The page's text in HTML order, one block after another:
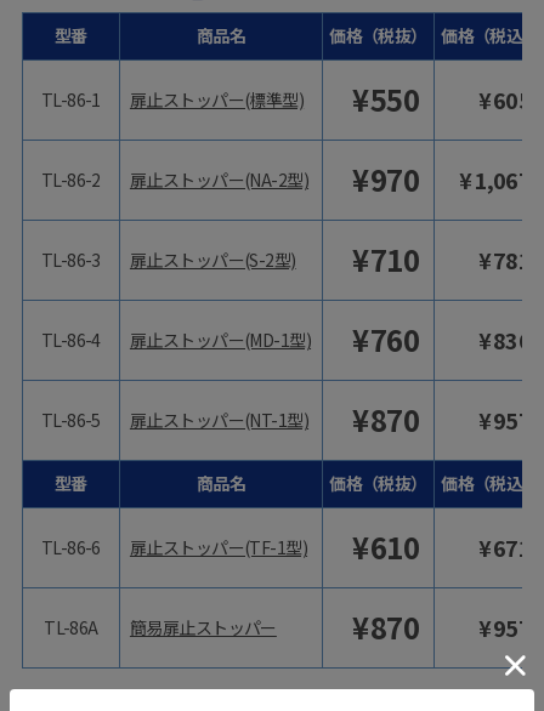
型番
TL-86-1
TL-86-2
TL-86-3
TL-86-4
TL-86-5
型番
TL-86-6
TL-86A
商品名 価格（税抜） 価格（税込）
扉止ストッパー(標準型) ¥550 ¥605
扉止ストッパー(NA-2型) ¥970 ¥1,067
扉止ストッパー(S-2型) ¥710 ¥781
扉止ストッパー(MD-1型) ¥760 ¥836
扉止ストッパー(NT-1型) ¥870 ¥957
商品名 価格（税抜） 価格（税込）
扉止ストッパー(TF-1型) ¥610 ¥671
簡易扉止ストッパー ¥870 ¥957